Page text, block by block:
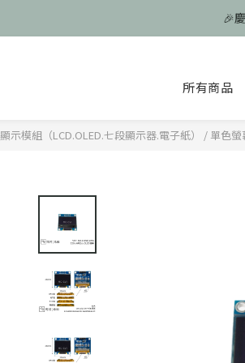
🎉
🎉
🎉
所有商品
顯示模組（LCD.OLED.七段顯示器.電子紙） / 單色螢